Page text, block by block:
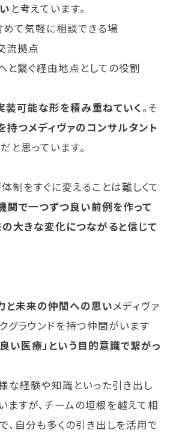
と考えています。
めて気軽に相談できる場
流拠点
と繋ぐ経由地点としての役割
装可能な形を積み重ねていく。そ
持つメディヴァのコンサルタント
だと思っています。
制をすぐに変えることは難しくて
関で一つずつ良い前例を作って
の大きな変化につながると信じて
と未来の仲間への思いメディヴァ
グラウンドを持つ仲間がいます
い医療」という目的意識で繋がっ
な経験や知識といった引き出し
ますが、チームの垣根を越えて相
、自分も多くの引き出しを活用で